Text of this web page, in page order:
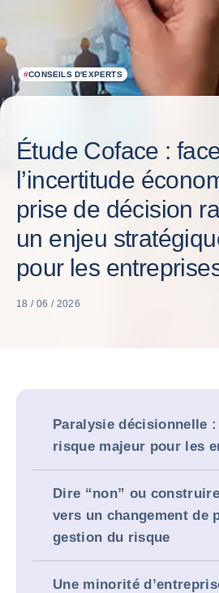
#CONSEILS D'EXPERTS
Étude Coface :
l’incertitude
prise de décision
un enjeu
pour les
18 / 06 / 2026
Paralysie décisionnelle
risque majeur pour les
Dire “non” ou
vers un changement de
gestion du risque
Une minorité